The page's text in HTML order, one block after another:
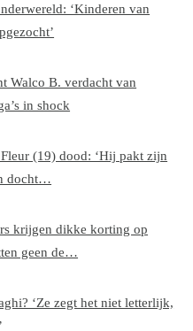
‘Kinderen van
Walco B. verdacht van
in shock
(19) dood: ‘Hij pakt zijn
docht…
krijgen dikke korting op
geen de…
‘Ze zegt het niet letterlijk,